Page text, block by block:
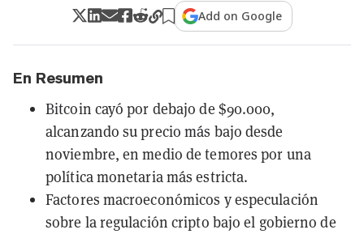
Add on Google
En Resumen
Bitcoin cayó por debajo de $90.000,
alcanzando su precio más bajo desde
noviembre, en medio de temores por una
política monetaria más estricta.
Factores macroeconómicos y especulación
sobre la regulación cripto bajo el gobierno de